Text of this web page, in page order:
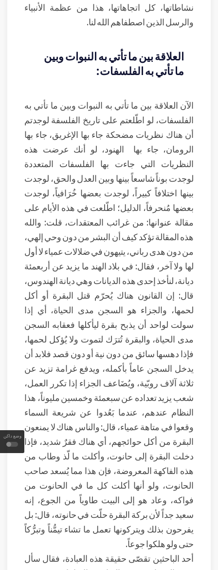
وضع داكن
نشاطاتها، كل اتجاهاتها، هذا من عظمة الأنبياء
والرسل الذين اصطفاهم الله لنا.
العلاقة بين ما تأتي به النبوات وبين
ما تأتي به الفلسفات:
الآن العلاقة بين ما تأتي به النبوات وبين ما تأتي به
الفلسفات، لو اطّلعتم على تاريخ الفلسفة لوجدتم
أن هناك نظريات مضحكة جاء بها الإغريق، جاء بها
الرومان، جاء بها الهنود، لو أنك عرضت هذه
النظريات التي جاءت بها الفلسفات المتعددة
لوجدت بوناً شاسعاً بينها وبين العدل والحق، لوجدت
بينها اختلافاً كبيراً، لوجدت بعضها خُرَافياً، لوجدت
بعضها مُنحرفاً، الدليل؛ اطّلعت في هذه الأيام على
مقالة عنوانها: من غرائب المعتقدات، قلت: والله
هذه المقالة تؤكد كيف أن البشر من دون وحي إلهي،
من دون هدى رباني، يتيهون في ضلالات عمياء لا أول
لها ولا آخر، فقال: في بلاد الهند ما يزيد عن أربعمئة
ديانة، لنأخذ إحدى هذه الديانات وهي ديانة الهندوس،
قال: إن القانون هناك يُحرّم قتل البقرة أو أكل
لحمها، والجزاء هو السجن مدى الحياة، أي إذا
سولت لواحد أن يذبح بقرة ليأكلها فعقابه السجن
مدى الحياة، والبقرة تُترَك لتموت ولا يُؤكل لحمها،
فإذا دهسها سائق من دون نية أو دون قصد فلابد أن
يدخل السجن عاماً بأكمله، ويدفع غرامة تزيد عن
ثلاثة آلاف روبّية، ويُضَاعف الجزاء إذا تكرر العمل،
شعب يزيد تعداده عن سبعمئة وخمسين مليوناً، هذا
النظام عندهم، عندما بَعُدوا عن شريعة السماء
وقعوا في متاهة عمياء، قال: والناس هناك لا يمنعون
البقرة من أكل حوائجهم، أي هناك فقرٌ شديد، فإذا
دخلت البقرة إلى حانوت، وأكلت ما لّذ وطاب من
هذه الفاكهة المعروضة، فإن هذا مما يُسعد صاحب
الحانوت، ولو أنها أكلت كل ما في الحانوت من
فواكه، وعاد هو إلى البيت طاوياً من الجوع، إنه
سعيد جداً لأن بركة البقرة حلّت في حانوته، قال: بل
يفرحون بذلك ويتركونها تعمل ما تشاء تيمُّناً وتبرُّكاً
حتى ولو هلكوا جوعاً.
أحد الباحثين تقصّى حقيقة هذه العبادة، فقال سأل